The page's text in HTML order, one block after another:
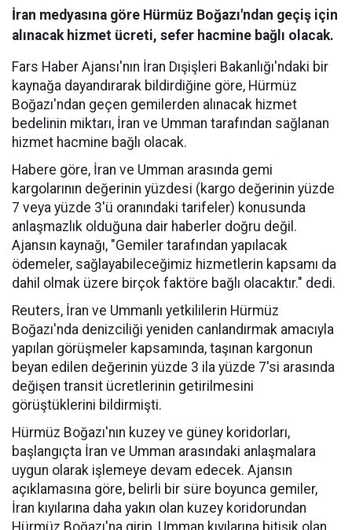
İran medyasına göre Hürmüz Boğazı'ndan geçiş için
alınacak hizmet ücreti, sefer hacmine bağlı olacak.
Fars Haber Ajansı'nın İran Dışişleri Bakanlığı'ndaki bir
kaynağa dayandırarak bildirdiğine göre, Hürmüz
Boğazı'ndan geçen gemilerden alınacak hizmet
bedelinin miktarı, İran ve Umman tarafından sağlanan
hizmet hacmine bağlı olacak.
Habere göre, İran ve Umman arasında gemi
kargolarının değerinin yüzdesi (kargo değerinin yüzde
7 veya yüzde 3'ü oranındaki tarifeler) konusunda
anlaşmazlık olduğuna dair haberler doğru değil.
Ajansın kaynağı, "Gemiler tarafından yapılacak
ödemeler, sağlayabileceğimiz hizmetlerin kapsamı da
dahil olmak üzere birçok faktöre bağlı olacaktır." dedi.
Reuters, İran ve Ummanlı yetkililerin Hürmüz
Boğazı'nda denizciliği yeniden canlandırmak amacıyla
yapılan görüşmeler kapsamında, taşınan kargonun
beyan edilen değerinin yüzde 3 ila yüzde 7'si arasında
değişen transit ücretlerinin getirilmesini
görüştüklerini bildirmişti.
Hürmüz Boğazı'nın kuzey ve güney koridorları,
başlangıçta İran ve Umman arasındaki anlaşmalara
uygun olarak işlemeye devam edecek. Ajansın
açıklamasına göre, belirli bir süre boyunca gemiler,
İran kıyılarına daha yakın olan kuzey koridorundan
Hürmüz Boğazı'na girip, Umman kıyılarına bitişik olan